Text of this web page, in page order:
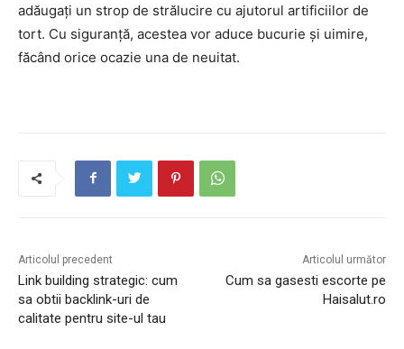
adăugați un strop de strălucire cu ajutorul artificiilor de
tort. Cu siguranță, acestea vor aduce bucurie și uimire,
făcând orice ocazie una de neuitat.
Articolul precedent
Link building strategic: cum
sa obtii backlink-uri de
calitate pentru site-ul tau
Articolul următor
Cum sa gasesti escorte pe
Haisalut.ro